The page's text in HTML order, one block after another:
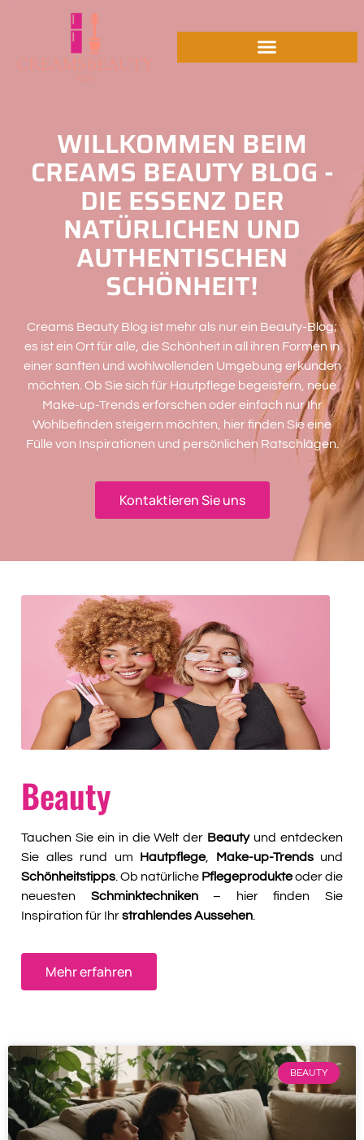
WILLKOMMEN BEIM
CREAMS BEAUTY BLOG -
DIE ESSENZ DER
NATÜRLICHEN UND
AUTHENTISCHEN
SCHÖNHEIT!
Creams Beauty Blog ist mehr als nur ein Beauty-Blog;
es ist ein Ort für alle, die Schönheit in all ihren Formen in
einer sanften und wohlwollenden Umgebung erkunden
möchten. Ob Sie sich für Hautpflege begeistern, neue
Make-up-Trends erforschen oder einfach nur Ihr
Wohlbefinden steigern möchten, hier finden Sie eine
Fülle von Inspirationen und persönlichen Ratschlägen.
Kontaktieren Sie uns
Beauty
Tauchen Sie ein in die Welt der Beautyund entdecken
Sie alles rund um Hautpflege, Make-up-Trendsund
Schönheitstipps . Ob natürliche Pflegeprodukteoder die
neuesten Schminktechniken– hier finden Sie
Inspiration für Ihrstrahlendes Aussehen
Mehr erfahren
BEAUTY